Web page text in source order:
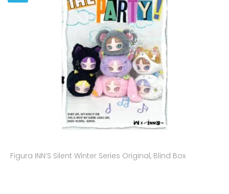
Figura INN’S Silent Winter Series Original, Blind Box